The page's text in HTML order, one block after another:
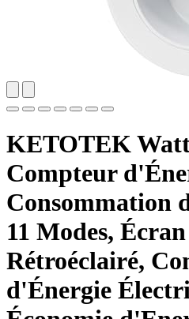
KETOTEK
Compteur
Consommation
11 Modes,
Rétroéclairé,
d'Énergie